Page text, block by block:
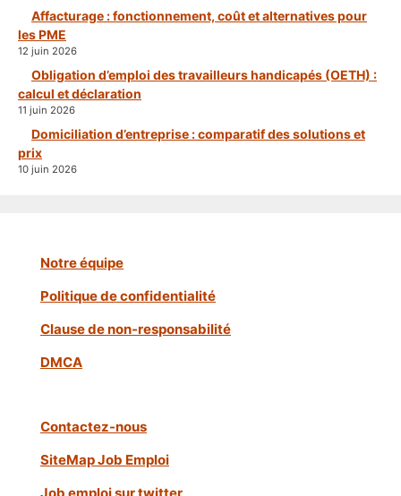
Affacturage : fonctionnement, coût et alternatives pour
les PME
12 juin 2026
Obligation d’emploi des travailleurs handicapés (OETH) :
calcul et déclaration
11 juin 2026
Domiciliation d’entreprise : comparatif des solutions et
prix
10 juin 2026
Notre équipe
Politique de confidentialité
Clause de non-responsabilité
DMCA
Contactez-nous
SiteMap Job Emploi